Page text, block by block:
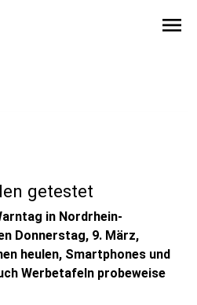
menu
getestet
in Nordrhein-
Donnerstag, 9. März,
heulen, Smartphones und
Werbetafeln probeweise